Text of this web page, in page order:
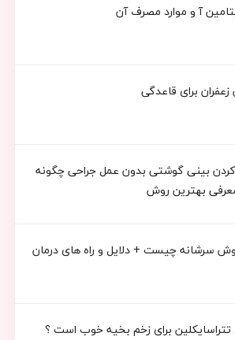
آ و موارد مصرف آن
برای قاعدگی
بینی گوشتی بدون عمل جراحی چگونه
بهترین روش
سرشانه چیست + دلایل و راه های درمان
تتراسایکلین برای زخم بخیه خوب است ؟